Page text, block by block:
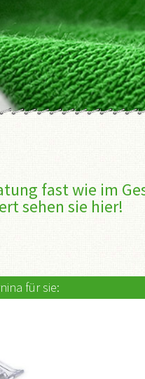
fast wie im
sehen sie hier!
für sie: